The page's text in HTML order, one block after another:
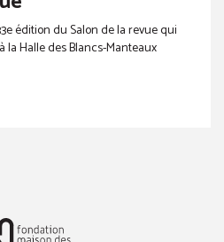
édition du Salon de la revue qui
la Halle des Blancs-Manteaux